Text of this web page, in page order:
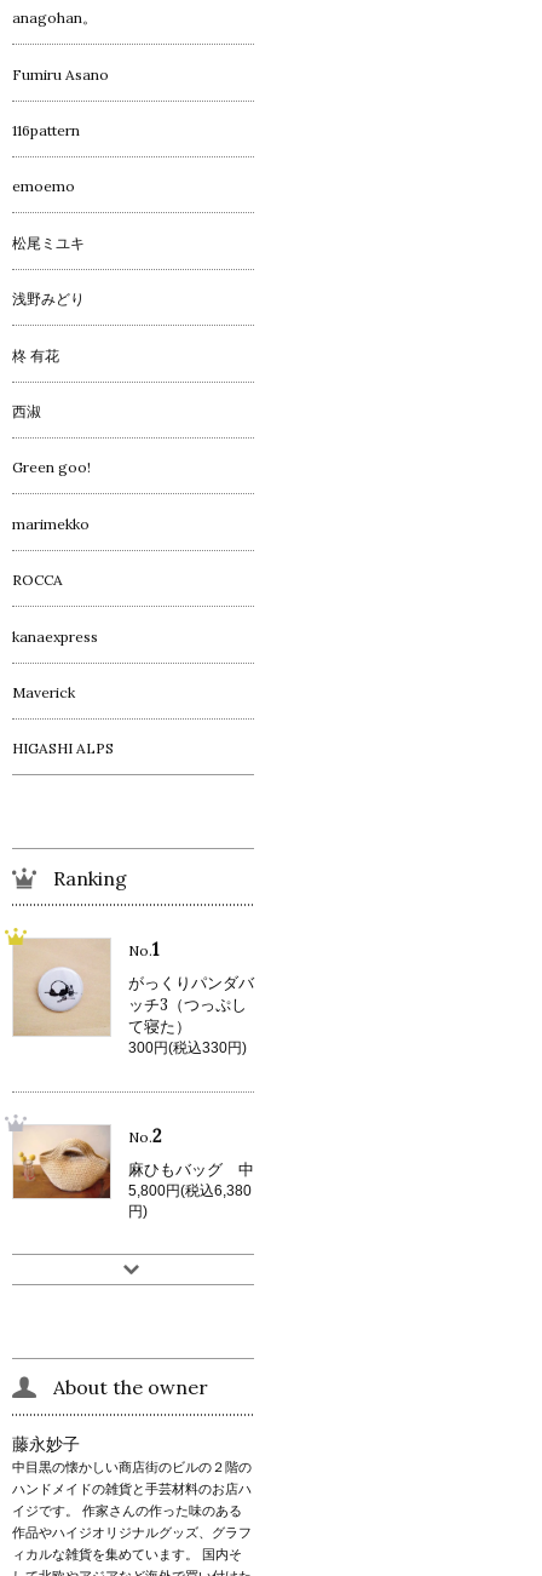
anagohan。
Fumiru Asano
116pattern
emoemo
松尾ミユキ
浅野みどり
柊 有花
西淑
Green goo!
marimekko
ROCCA
kanaexpress
Maverick
HIGASHI ALPS
Ranking
No.1
がっくりパンダバ
ッチ3（つっぷし
て寝た）
300円(税込330円)
No.2
麻ひもバッグ 中
5,800円(税込6,380
円)
About the owner
藤永妙子
中目黒の懐かしい商店街のビルの２階の
ハンドメイドの雑貨と手芸材料のお店ハ
イジです。 作家さんの作った味のある
作品やハイジオリジナルグッズ、グラフ
ィカルな雑貨を集めています。 国内そ